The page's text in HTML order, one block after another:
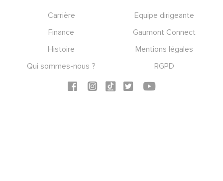
Carrière
Equipe dirigeante
Finance
Gaumont Connect
Histoire
Mentions légales
Qui sommes-nous ?
RGPD
Social icons